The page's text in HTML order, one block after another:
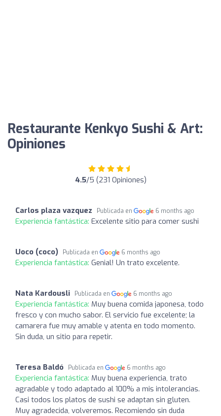
Restaurante Kenkyo Sushi & Art:
Opiniones
4.5/5 (231 Opiniones)
Carlos plaza vazquez Publicada en 6 months ago
Experiencia fantástica: Excelente sitio para comer sushi
Uoco (coco) Publicada en 6 months ago
Experiencia fantástica: Genial! Un trato excelente.
Nata Kardousli Publicada en 6 months ago
Experiencia fantástica: Muy buena comida japonesa, todo
fresco y con mucho sabor. El servicio fue excelente; la
camarera fue muy amable y atenta en todo momento.
Sin duda, un sitio para repetir.
Teresa Baldó Publicada en 6 months ago
Experiencia fantástica: Muy buena experiencia, trato
agradable y todo adaptado al 100% a mis intolerancias.
Casi todos los platos de sushi se adaptan sin gluten.
Muy agradecida, volveremos. Recomiendo sin duda